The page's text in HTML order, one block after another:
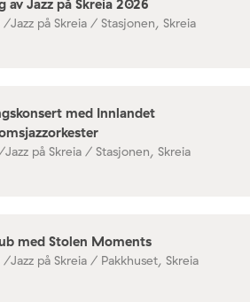
av Jazz på Skreia 2026
/Jazz på Skreia / Stasjonen, Skreia
med Innlandet
Jazz på Skreia / Stasjonen, Skreia
med Stolen Moments
/Jazz på Skreia / Pakkhuset, Skreia